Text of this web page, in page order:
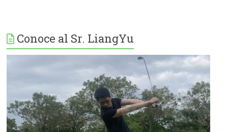
Conoce al Sr. LiangYu